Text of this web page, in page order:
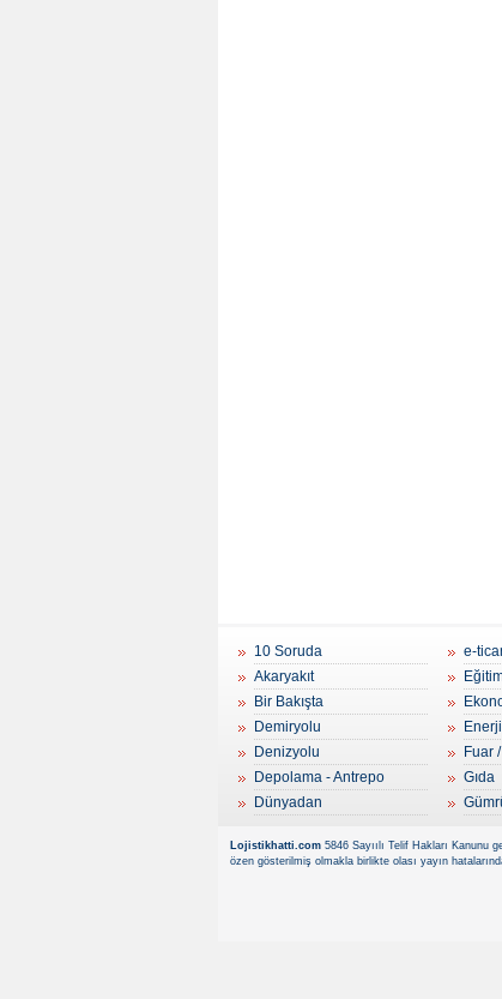
10 Soruda
Akaryakıt
Bir Bakışta
Demiryolu
Denizyolu
Depolama - Antrepo
Dünyadan
e-
Enerji
Fuar
Gıda
Lojistikhatti.com 5846 Sayıılı Telif Hakları
özen gösterilmiş olmakla birlikte olası yayın